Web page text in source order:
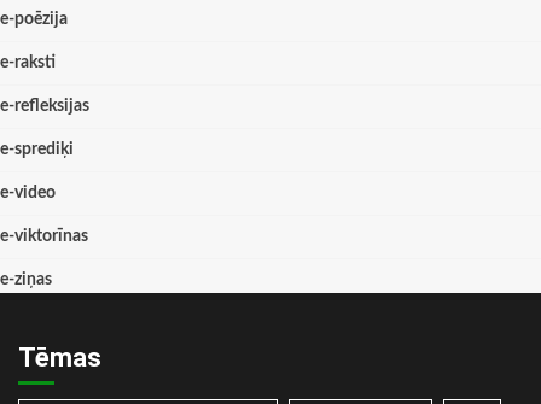
e-poēzija
e-raksti
e-refleksijas
e-sprediķi
e-video
e-viktorīnas
e-ziņas
Tēmas